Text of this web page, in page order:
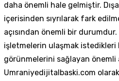
daha önemli hale gelmiştir.
içerisinden sıyrılarak fark
açısından önemli bir
işletmelerin ulaşmak
görünmelerini sağlayan önemli
Umraniyedijitalbaski.com